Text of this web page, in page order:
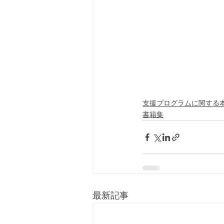
支援プログラムに関する
書籍集
最新記事